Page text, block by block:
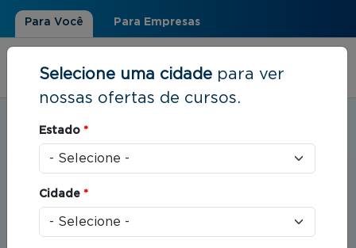
Para Você Para Empresas
Estudar em:Nova Friburgo, RJ
Você está aqui
Cursos em Direito
Selecione uma cidade para ver
nossas ofertas de cursos.
Estado *
Cidade *